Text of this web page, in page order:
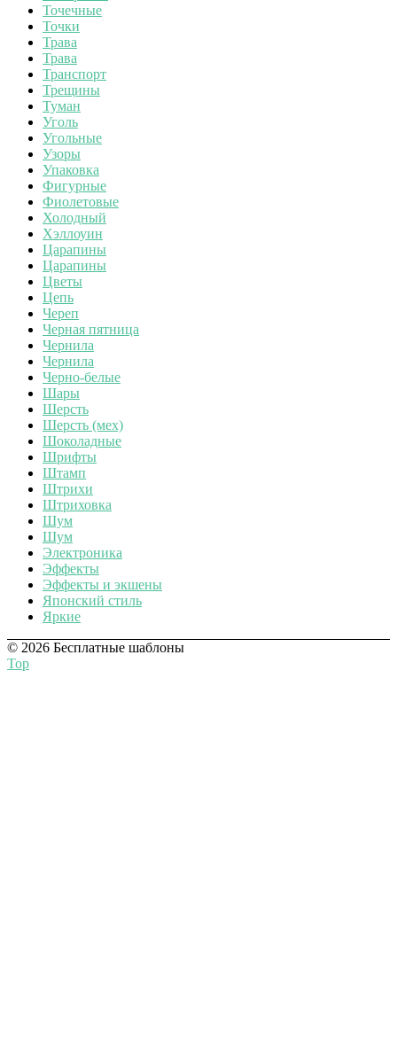
Точечные
Точки
Трава
Трава
Транспорт
Трещины
Туман
Уголь
Угольные
Узоры
Упаковка
Фигурные
Фиолетовые
Холодный
Хэллоуин
Царапины
Царапины
Цветы
Цепь
Череп
Черная пятница
Чернила
Чернила
Черно-белые
Шары
Шерсть
Шерсть (мех)
Шоколадные
Шрифты
Штамп
Штрихи
Штриховка
Шум
Шум
Электроника
Эффекты
Эффекты и экшены
Японский стиль
Яркие
© 2026 Бесплатные шаблоны
Top